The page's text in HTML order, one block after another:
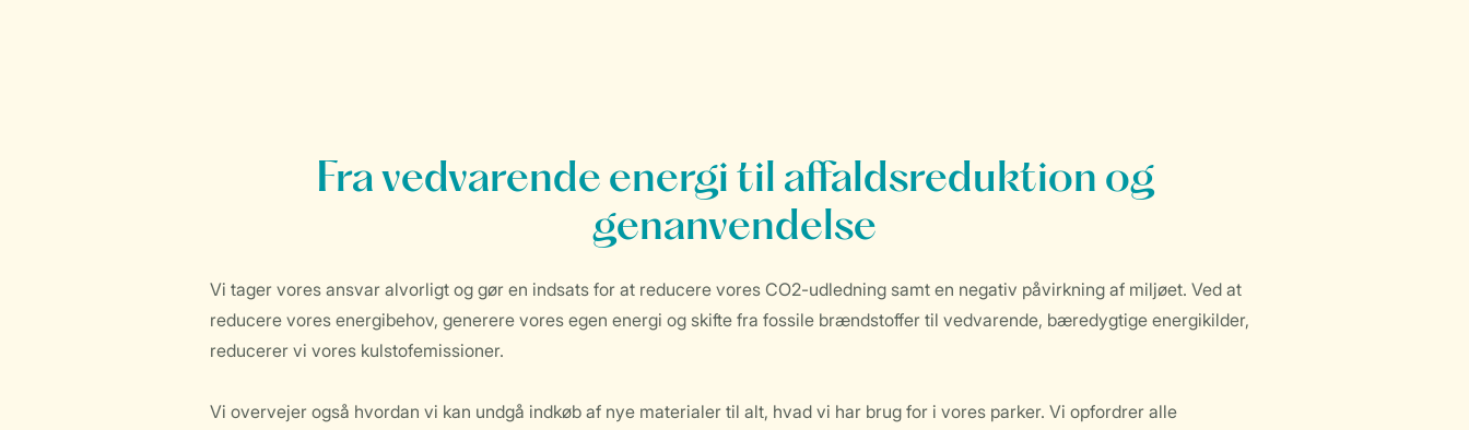
Fra vedvarende energi til affaldsreduktion og
genanvendelse
Vi tager vores ansvar alvorligt og gør en indsats for at reducere vores CO2-udledning samt en negativ påvirkning af miljøet. Ved at
reducere vores energibehov, generere vores egen energi og skifte fra fossile brændstoffer til vedvarende, bæredygtige energikilder,
reducerer vi vores kulstofemissioner.
Vi overvejer også hvordan vi kan undgå indkøb af nye materialer til alt, hvad vi har brug for i vores parker. Vi opfordrer alle